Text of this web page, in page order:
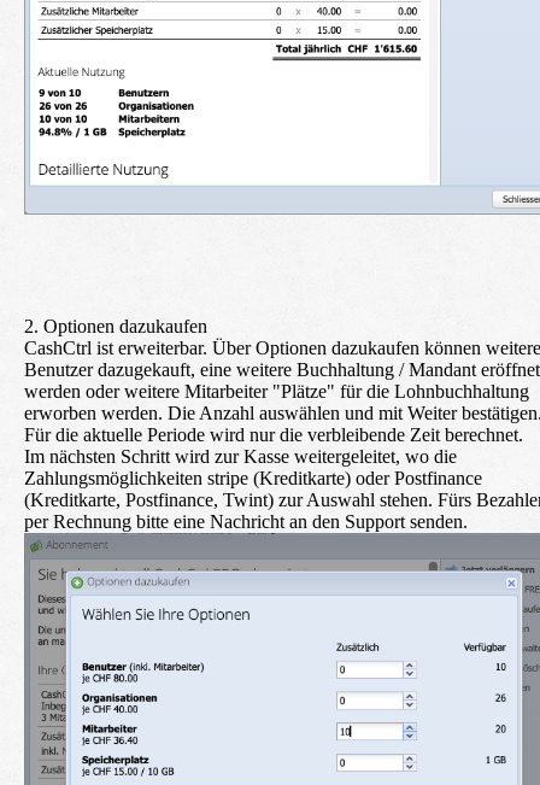
2. Optionen dazukaufen
CashCtrl ist erweiterbar. ÜberOptionen dazukaufen können weitere
Benutzer dazugekauft, eine weitere Buchhaltung / Mandant eröffnet
werden oder weitere Mitarbeiter "Plätze" für die Lohnbuchhaltung
erworben werden. Die Anzahl auswählen und mit Weiter
Für die aktuelle Periode wird nur die verbleibende Zeit berechnet.
Im nächsten Schritt wird zur Kasse weitergeleitet, wo die
Zahlungsmöglichkeiten stripe (Kreditkarte) oder Postfinance
(Kreditkarte, Postfinance, Twint) zur Auswahl stehen. Fürs
per Rechnung bitte eine Nachricht an den Support senden.